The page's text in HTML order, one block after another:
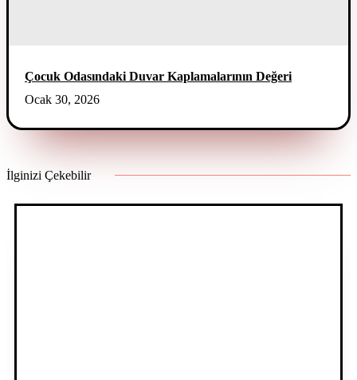
Çocuk Odasındaki Duvar Kaplamalarının Değeri
Ocak 30, 2026
İlginizi Çekebilir